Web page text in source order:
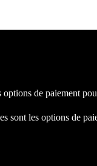
options de paiement
sont les options de